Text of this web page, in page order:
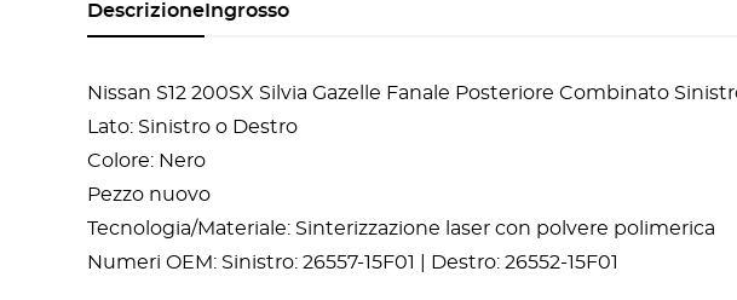
Descrizione Ingrosso
Nissan S12 200SX Silvia Gazelle Fanale Posteriore Combinato
Lato: Sinistro o Destro
Colore: Nero
Pezzo nuovo
Tecnologia/Materiale: Sinterizzazione laser con polvere polimerica
Numeri OEM: Sinistro: 26557-15F01 | Destro: 26552-15F01